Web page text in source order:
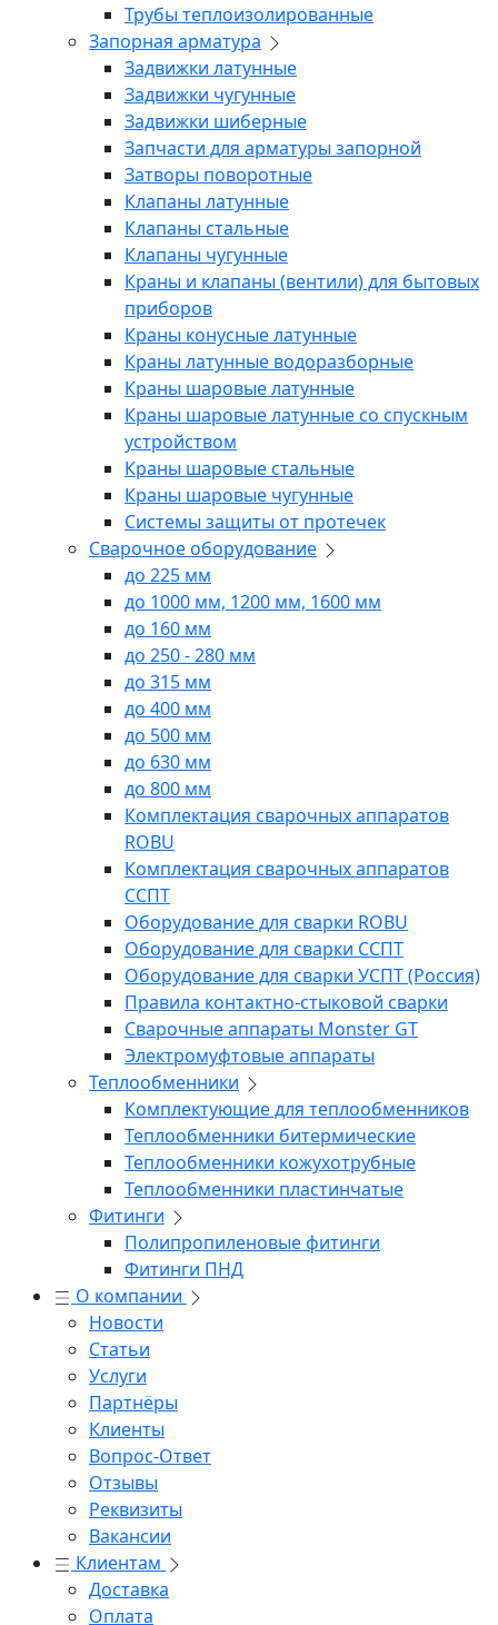
Трубы теплоизолированные
Запорная арматура
Задвижки латунные
Задвижки чугунные
Задвижки шиберные
Запчасти для арматуры запорной
Затворы поворотные
Клапаны латунные
Клапаны стальные
Клапаны чугунные
Краны и клапаны (вентили) для бытовых
приборов
Краны конусные латунные
Краны латунные водоразборные
Краны шаровые латунные
Краны шаровые латунные со спускным
устройством
Краны шаровые стальные
Краны шаровые чугунные
Системы защиты от протечек
Сварочное оборудование
до 225 мм
до 1000 мм, 1200 мм, 1600 мм
до 160 мм
до 250 - 280 мм
до 315 мм
до 400 мм
до 500 мм
до 630 мм
до 800 мм
Комплектация сварочных аппаратов
ROBU
Комплектация сварочных аппаратов
ССПТ
Оборудование для сварки ROBU
Оборудование для сварки ССПТ
Оборудование для сварки УСПТ (Россия)
Правила контактно-стыковой сварки
Сварочные аппараты Monster GT
Электромуфтовые аппараты
Теплообменники
Комплектующие для теплообменников
Теплообменники битермические
Теплообменники кожухотрубные
Теплообменники пластинчатые
Фитинги
Полипропиленовые фитинги
Фитинги ПНД
О компании
Новости
Статьи
Услуги
Партнёры
Клиенты
Вопрос-Ответ
Отзывы
Реквизиты
Вакансии
Клиентам
Доставка
Оплата